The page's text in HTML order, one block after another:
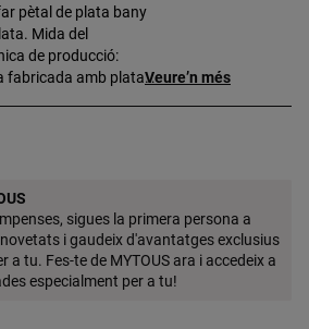
pètal de plata bany
Mida del
fabricada amb plata
durabilitat de la joia.
Veure’n més
sigues la primera persona a
i gaudeix d'avantatges exclusius
a tu. Fes-te de MYTOUS ara i accedeix a
especialment per a tu!